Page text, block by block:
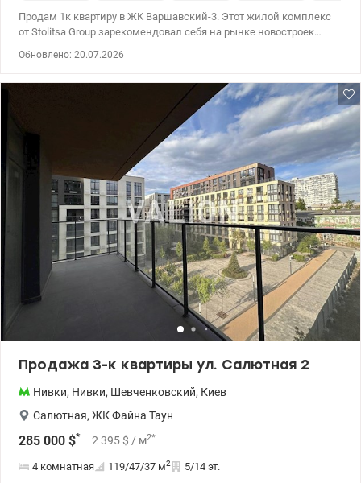
Продам 1к квартиру в ЖК Варшавский-3. Этот жилой комплекс
от Stolitsa Group зарекомендовал себя на рынке новостроек
соответствию современным требованиям
вдоль улицы Ивана Выговского. Этажность 14-25. Отопление
автономное. Есть резервное питание на дом от застройщика,
гарантирующее бесперебойное отопление, водоснабжение и
работу лифтов. Также в подвале обустраивается укрытие. Охрана
дома и консьерж предусмотрены. Территория закрыта от авто.
Во дворе зона прогулок, детская и спортивная площадка.
Квартира расположена на удобном и безопасном 5 этаже. Окна
к западу, ул. И Выговского. Планировка 1С4, общая площадь
квартиры 42,4м2. Функционально состоит из большой кухни-
гостиной 18,5 м2, комнаты 13 м2, просторного коридора 6,3 м2 и
санузла 4,65 м2. Дом на стадии ввода в эксплуатацию.
Получение ключей спустя 2-3 месяца. Сделать ремонт и
отпраздновать новоселье в этом году вполне реально. Цена –
лучшая в комплексе. Переуступка входит в стоимость. Есть
другие варианты. Звоните, чтобы узнать больше) Цена: 73500 у.е.
0504434948 Оксана Романец valion.ua/1152862
Обновлено: 20.07.2026
Продажа 3-к квартиры ул. Салютная 2
Нивки, Нивки, Шевченковский, Киев
Салютная, ЖК Файна Таун
285 000 $* 2 395 $ / м2*
4 комнатная 119/47/37 м2 5/14 эт.